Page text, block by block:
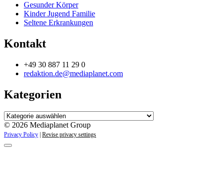
Gesunder Körper
Kinder Jugend Familie
Seltene Erkrankungen
Kontakt
+49 30 887 11 29 0
redaktion.de@mediaplanet.com
Kategorien
Kategorien
© 2026 Mediaplanet Group
Privacy Policy Revise privacy settings